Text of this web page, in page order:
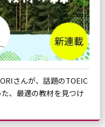
さんが、話題のTOEIC
、最適の教材を見つけ